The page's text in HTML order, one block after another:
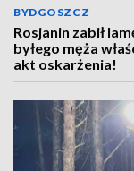
BYDGOSZCZ
Rosjanin zabił
byłego męża
akt oskarżenia!